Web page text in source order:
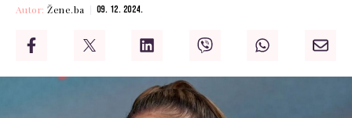
Autor:Žene.ba 09. 12. 2024.